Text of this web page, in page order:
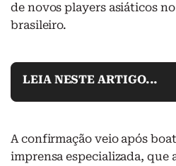
de novos players asiáticos
brasileiro.
LEIA NESTE ARTIGO...
A confirmação veio após
imprensa especializada, que